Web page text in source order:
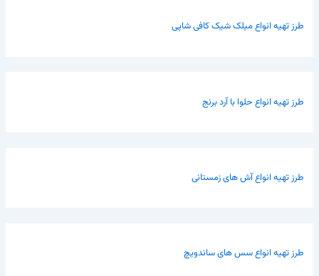
طرز تهیه انواع میلک شیک کافی شاپی
طرز تهیه انواع حلوا با آرد برنج
طرز تهیه انواع آش های زمستانی
طرز تهیه انواع سس های ساندویچ